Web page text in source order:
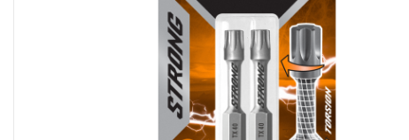
Электроды и проволока